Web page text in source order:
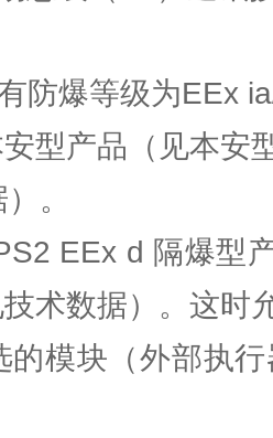
防爆等级为EEx
型产品（见本安
。
EEx d 隔爆型
术数据）。这时
的模块（外部执